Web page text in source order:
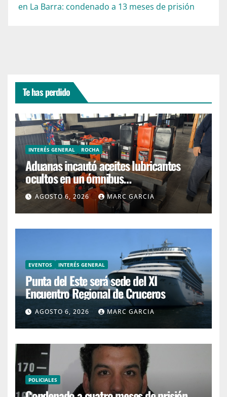
en La Barra: condenado a 13 meses de prisión
Te has perdido
INTERÉS GENERAL ROCHA
Aduanas incautó aceites lubricantes
ocultos en un ómnibus
interdepartamental
AGOSTO 6, 2026 MARC GARCIA
EVENTOS INTERÉS GENERAL
Punta del Este será sede del XI
Encuentro Regional de Cruceros
AGOSTO 6, 2026 MARC GARCIA
POLICIALES